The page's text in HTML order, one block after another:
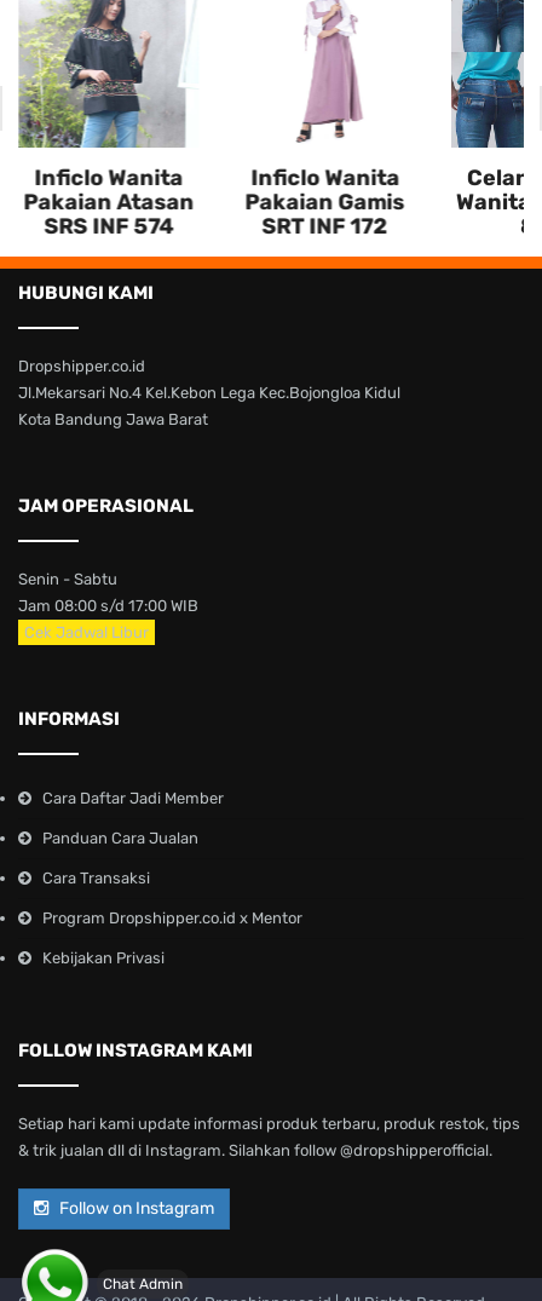
Inficlo Wanita
Pakaian Atasan
SRS INF 574
Inficlo Wanita
Pakaian Gamis
SRT INF 172
Wanita
Chat Admin
HUBUNGI KAMI
Dropshipper.co.id
Jl.Mekarsari No.4 Kel.Kebon Lega Kec.Bojongloa Kidul
Kota Bandung Jawa Barat
JAM OPERASIONAL
Senin - Sabtu
Jam 08:00 s/d 17:00 WIB
Cek Jadwal Libur
INFORMASI
Cara Daftar Jadi Member
Panduan Cara Jualan
Cara Transaksi
Program Dropshipper.co.id x Mentor
Kebijakan Privasi
FOLLOW INSTAGRAM KAMI
Setiap hari kami update informasi produk terbaru, produk restok, tips
& trik jualan dll di Instagram. Silahkan follow @dropshipperofficial.
Follow on Instagram